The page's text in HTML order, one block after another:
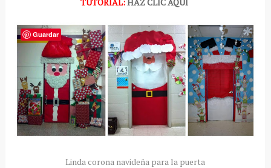
Linda corona navideña para la puerta
Guardar